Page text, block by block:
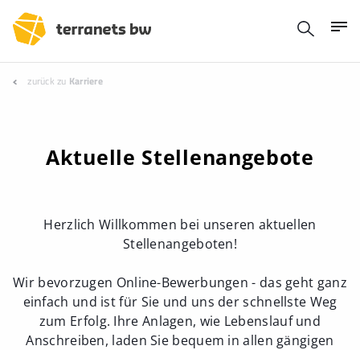
zurück zu Karriere
Aktuelle Stellenangebote
Herzlich Willkommen bei unseren aktuellen
Stellenangeboten!
Wir bevorzugen Online-Bewerbungen - das geht ganz
einfach und ist für Sie und uns der schnellste Weg
zum Erfolg. Ihre Anlagen, wie Lebenslauf und
Anschreiben, laden Sie bequem in allen gängigen